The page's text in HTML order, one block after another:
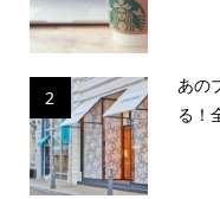
2
あの
る！